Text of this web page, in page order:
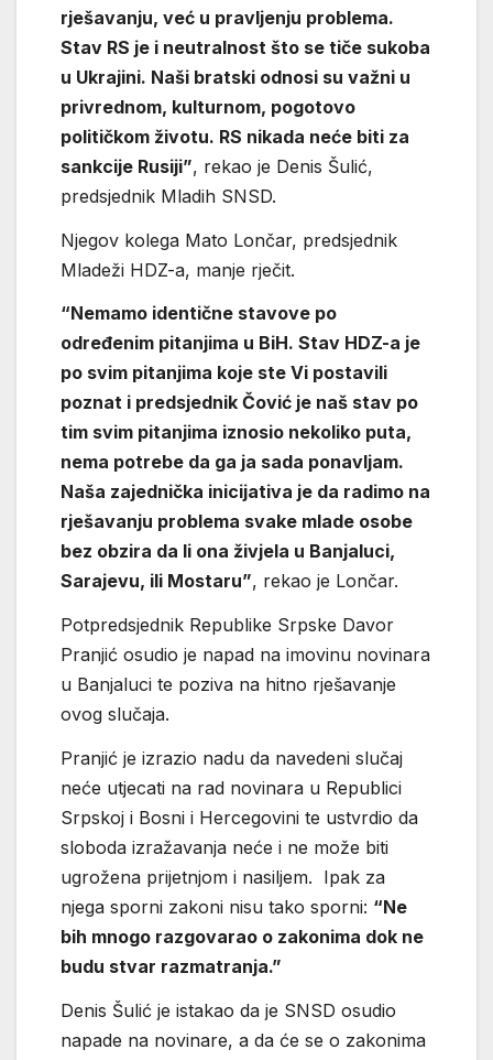
rješavanju, već u pravljenju problema.
Stav RS je i neutralnost što se tiče sukoba
u Ukrajini. Naši bratski odnosi su važni u
privrednom, kulturnom, pogotovo
političkom životu. RS nikada neće biti za
sankcije Rusiji”, rekao je Denis Šulić,
predsjednik Mladih SNSD.
Njegov kolega Mato Lončar, predsjednik
Mladeži HDZ-a, manje rječit.
“Nemamo identične stavove po
određenim pitanjima u BiH. Stav HDZ-a je
po svim pitanjima koje ste Vi postavili
poznat i predsjednik Čović je naš stav po
tim svim pitanjima iznosio nekoliko puta,
nema potrebe da ga ja sada ponavljam.
Naša zajednička inicijativa je da radimo na
rješavanju problema svake mlade osobe
bez obzira da li ona živjela u Banjaluci,
Sarajevu, ili Mostaru”, rekao je Lončar.
Potpredsjednik Republike Srpske Davor
Pranjić osudio je napad na imovinu novinara
u Banjaluci te poziva na hitno rješavanje
ovog slučaja.
Pranjić je izrazio nadu da navedeni slučaj
neće utjecati na rad novinara u Republici
Srpskoj i Bosni i Hercegovini te ustvrdio da
sloboda izražavanja neće i ne može biti
ugrožena prijetnjom i nasiljem. Ipak za
njega sporni zakoni nisu tako sporni: “Ne
bih mnogo razgovarao o zakonima dok ne
budu stvar razmatranja.”
Denis Šulić je istakao da je SNSD osudio
napade na novinare, a da će se o zakonima